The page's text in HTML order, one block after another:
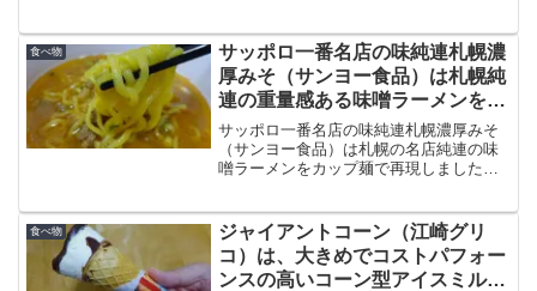
った大衆的なチェーン店。今後はどうな
るのでしょうか。
食べ物
サッポロ一番名店の味純連札幌濃
厚みそ（サンヨー食品）は札幌純
連の重量感ある味噌ラーメンをカ
ップ麺で再現しました
サッポロ一番名店の味純連札幌濃厚みそ
（サンヨー食品）は札幌の名店純連の味
噌ラーメンをカップ麺で再現しました。
クによる濃いスープは健在です
食べ物
ジャイアントコーン（江崎グリ
コ）は、大きめでコストパフォー
ンスの高いコーン型アイスミルク